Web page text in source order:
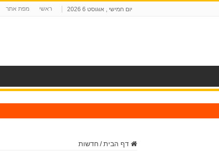
יום חמישי , אוגוסט 6 2026 ראשי מפת אתר
דף הבית/ חדשות